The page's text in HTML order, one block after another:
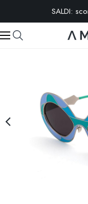
SALDI:
-15% extra su tutti